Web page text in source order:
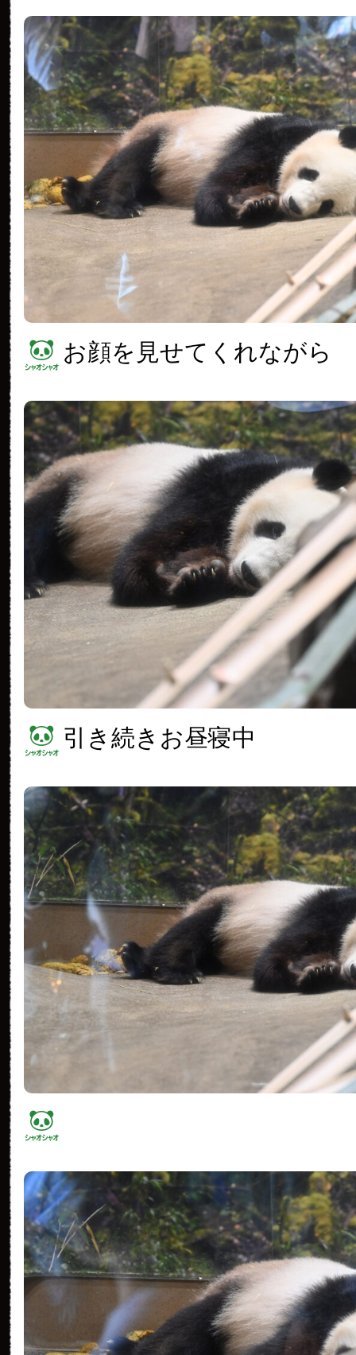
お顔を見せてくれながら
引き続きお昼寝中